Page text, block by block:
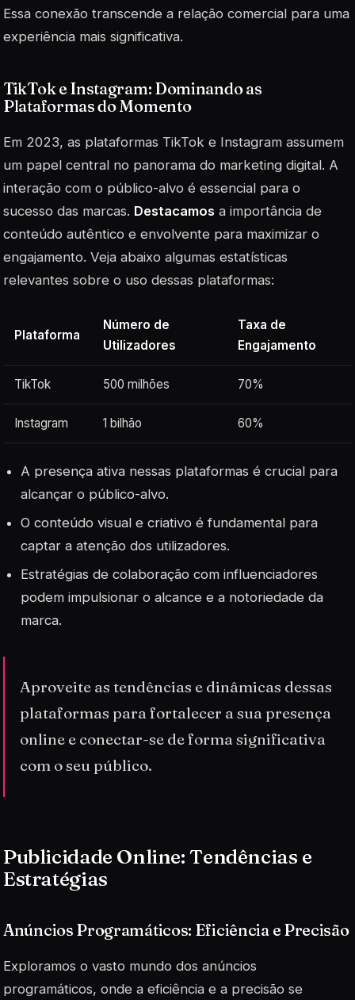
Essa conexão transcende a relação comercial para uma
experiência mais significativa.
TikTok e Instagram: Dominando as
Plataformas do Momento
Em 2023, as plataformas TikTok e Instagram assumem
um papel central no panorama do marketing digital. A
interação com o público-alvo é essencial para o
sucesso das marcas. Destacamos a importância de
conteúdo autêntico e envolvente para maximizar o
engajamento. Veja abaixo algumas estatísticas
relevantes sobre o uso dessas plataformas:
Plataforma
Número de
Utilizadores
Taxa de
Engajamento
TikTok 500 milhões 70%
Instagram 1 bilhão 60%
A presença ativa nessas plataformas é crucial para
alcançar o público-alvo.
O conteúdo visual e criativo é fundamental para
captar a atenção dos utilizadores.
Estratégias de colaboração com influenciadores
podem impulsionar o alcance e a notoriedade da
marca.
Aproveite as tendências e dinâmicas dessas
plataformas para fortalecer a sua presença
online e conectar-se de forma significativa
com o seu público.
Publicidade Online: Tendências e
Estratégias
Anúncios Programáticos: Eficiência e Precisão
Exploramos o vasto mundo dos anúncios
programáticos, onde a eficiência e a precisão se